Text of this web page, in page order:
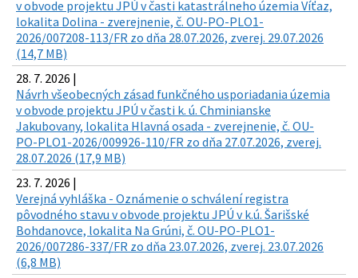
v obvode projektu JPÚ v časti katastrálneho územia Víťaz,
lokalita Dolina - zverejnenie, č. OU-PO-PLO1-
2026/007208-113/FR zo dňa 28.07.2026, zverej. 29.07.2026
(14,7 MB)
28. 7. 2026 |
Návrh všeobecných zásad funkčného usporiadania územia
v obvode projektu JPÚ v časti k. ú. Chminianske
Jakubovany, lokalita Hlavná osada - zverejnenie, č. OU-
PO-PLO1-2026/009926-110/FR zo dňa 27.07.2026, zverej.
28.07.2026 (17,9 MB)
23. 7. 2026 |
Verejná vyhláška - Oznámenie o schválení registra
pôvodného stavu v obvode projektu JPÚ v k.ú. Šarišské
Bohdanovce, lokalita Na Grúni, č. OU-PO-PLO1-
2026/007286-337/FR zo dňa 23.07.2026, zverej. 23.07.2026
(6,8 MB)